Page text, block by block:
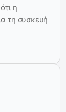
η
τη συσκευή